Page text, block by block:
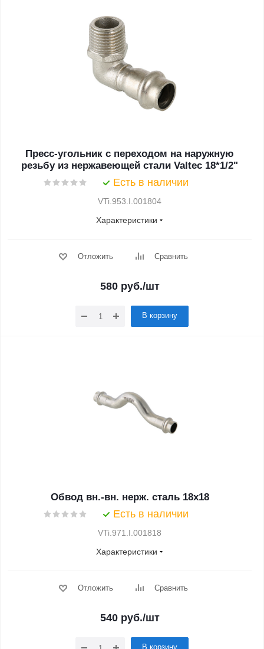
Пресс-угольник с переходом на наружную
резьбу из нержавеющей стали Valtec 18*1/2"
Есть в наличии
VTi.953.I.001804
Характеристики
Отложить Сравнить
580 руб./шт
В корзину
Обвод вн.-вн. нерж. сталь 18х18
Есть в наличии
VTi.971.I.001818
Характеристики
Отложить Сравнить
540 руб./шт
В корзину